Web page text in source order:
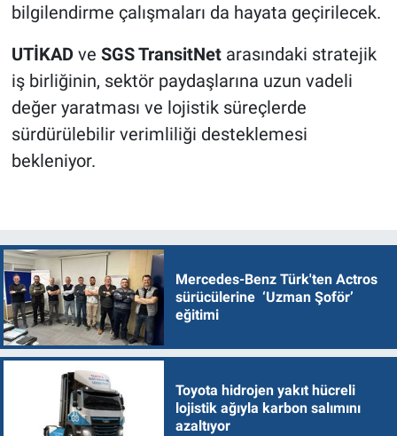
bilgilendirme çalışmaları da hayata geçirilecek.
UTİKADve SGS TransitNetarasındaki stratejik
iş birliğinin, sektör paydaşlarına uzun vadeli
değer yaratması ve lojistik süreçlerde
sürdürülebilir verimliliği desteklemesi
bekleniyor.
Mercedes-Benz Türk'ten Actros
sürücülerine ‘Uzman Şoför’
eğitimi
Toyota hidrojen yakıt hücreli
lojistik ağıyla karbon salımını
azaltıyor